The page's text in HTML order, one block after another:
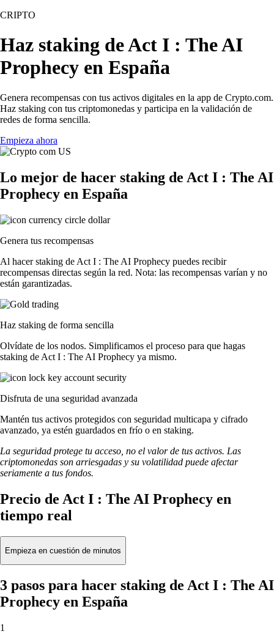
CRIPTO
Haz staking de Act I : The AI
Prophecy en España
Genera recompensas con tus activos digitales en la app de Crypto.com.
Haz staking con tus criptomonedas y participa en la validación de
redes de forma sencilla.
Empieza ahora
Lo mejor de hacer staking de Act I : The AI
Prophecy en España
Genera tus recompensas
Al hacer staking de Act I : The AI Prophecy puedes recibir
recompensas directas según la red. Nota: las recompensas varían y no
están garantizadas.
Haz staking de forma sencilla
Olvídate de los nodos. Simplificamos el proceso para que hagas
staking de Act I : The AI Prophecy ya mismo.
Disfruta de una seguridad avanzada
Mantén tus activos protegidos con seguridad multicapa y cifrado
avanzado, ya estén guardados en frío o en staking.
La seguridad protege tu acceso, no el valor de tus activos. Las
criptomonedas son arriesgadas y su volatilidad puede afectar
seriamente a tus fondos.
Precio de Act I : The AI Prophecy en
tiempo real
Empieza en cuestión de minutos
3 pasos para hacer staking de Act I : The AI
Prophecy en España
1